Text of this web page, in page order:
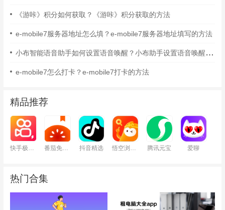
《游咔》积分如何获取？《游咔》积分获取的方法
e-mobile7服务器地址怎么填？e-mobile7服务器地址填写的方法
小布智能语音助手如何设置语音唤醒？小布助手设置语音唤醒的方法
e-mobile7怎么打卡？e-mobile7打卡的方法
精品推荐
快手极速版 番茄免费小说 抖音精选 悟空浏览器 腾讯元宝 爱聊
热门合集